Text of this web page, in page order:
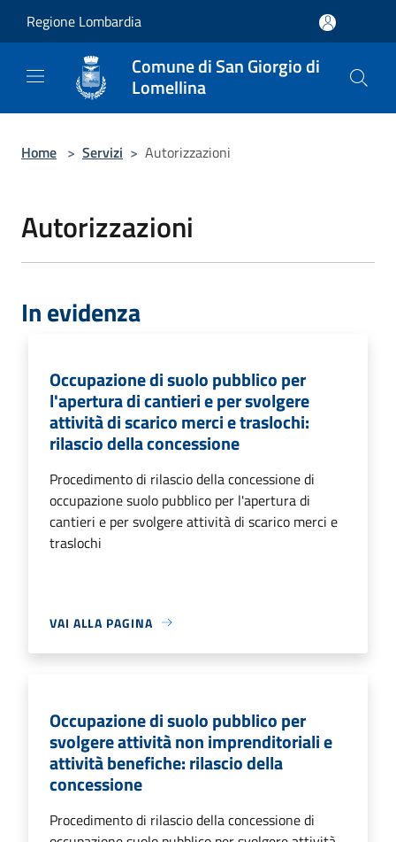
Regione Lombardia
Comune di San Giorgio di
Lomellina
Home > Servizi > Autorizzazioni
Autorizzazioni
In evidenza
Occupazione di suolo pubblico per
l'apertura di cantieri e per svolgere
attività di scarico merci e traslochi:
rilascio della concessione
Procedimento di rilascio della concessione di
occupazione suolo pubblico per l'apertura di
cantieri e per svolgere attività di scarico merci e
traslochi
VAI ALLA PAGINA
Occupazione di suolo pubblico per
svolgere attività non imprenditoriali e
attività benefiche: rilascio della
concessione
Procedimento di rilascio della concessione di